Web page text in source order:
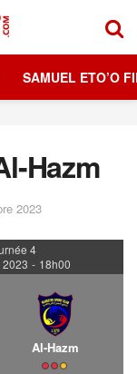
SAMUEL ETO’O
Hazm
2023
4
2023 - 18h00
Al-Hazm